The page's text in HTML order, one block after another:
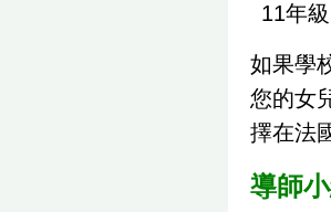
11年
如果學
您的女
擇在法
導師